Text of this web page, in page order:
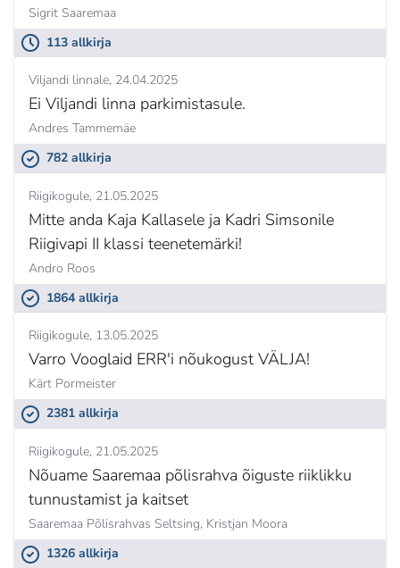
Sigrit Saaremaa
113 allkirja
Viljandi linnale 24.04.2025
Ei Viljandi linna parkimistasule.
Andres Tammemäe
782 allkirja
Riigikogule 21.05.2025
Mitte anda Kaja Kallasele ja Kadri Simsonile
Riigivapi II klassi teenetemärki!
Andro Roos
1864 allkirja
Riigikogule 13.05.2025
Varro Vooglaid ERR'i nõukogust VÄLJA!
Kärt Pormeister
2381 allkirja
Riigikogule 21.05.2025
Nõuame Saaremaa põlisrahva õiguste riiklikku
tunnustamist ja kaitset
Saaremaa Põlisrahvas Seltsing, Kristjan Moora
1326 allkirja